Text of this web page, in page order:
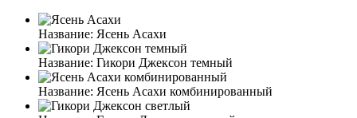
Название: Ясень Асахи
Название: Гикори Джексон темный
Название: Ясень Асахи комбинированный